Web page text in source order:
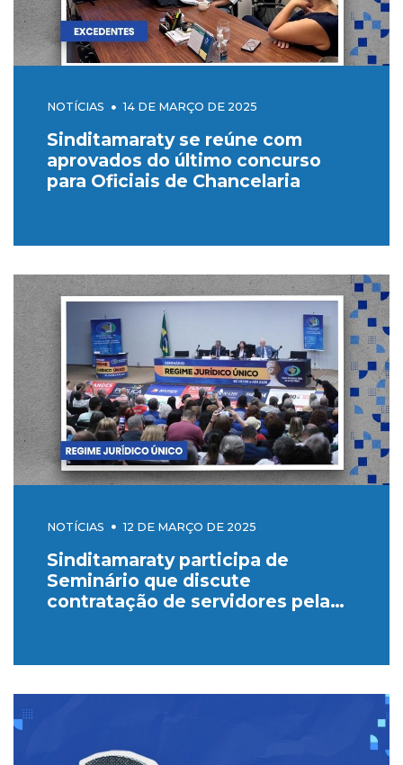
NOTÍCIAS 14 DE MARÇO DE 2025
Sinditamaraty se reúne com
aprovados do último concurso
para Oficiais de Chancelaria
NOTÍCIAS 12 DE MARÇO DE 2025
Sinditamaraty participa de
Seminário que discute
contratação de servidores pela